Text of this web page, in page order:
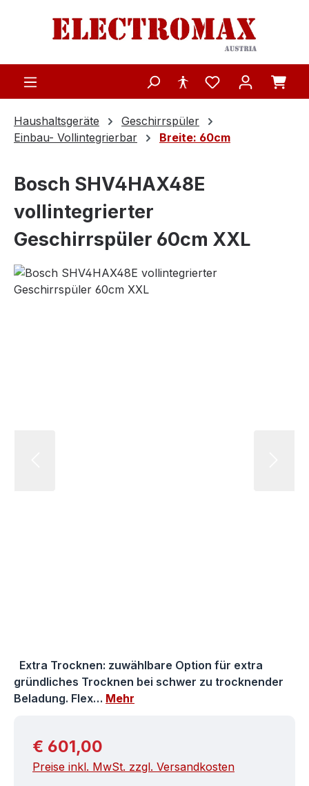
Zum Hauptinhalt springen
Haushaltsgeräte
Geschirrspüler
Einbau- Vollintegrierbar
Breite: 60cm
Bosch SHV4HAX48E
vollintegrierter
Geschirrspüler 60cm XXL
Bildergalerie überspringen
Extra Trocknen: zuwählbare Option für extra
gründliches Trocknen bei schwer zu trocknender
Beladung. Flex… Mehr
Regulärer Preis:
€ 601,00
Preise inkl. MwSt. zzgl. Versandkosten